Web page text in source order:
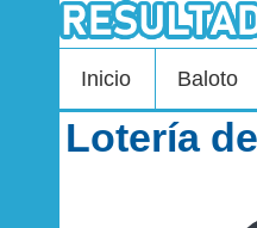
Inicio Baloto
Lotería